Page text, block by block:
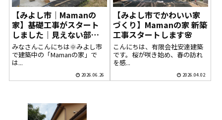
【みよし市｜Mamanの
家】基礎工事がスタート
しました｜見えない部分
にこそこだわる安心の家
づくり
みなさんこんにちは🌞みよし市
で建築中の「Mamanの家」で
は...
2026.06.26
【みよし市でかわいい家
づくり】Mamanの家 新築
工事スタートします🌸
こんにちは、有限会社安達建築
です。桜が咲き始め、春の訪れ
を感...
2026.04.02